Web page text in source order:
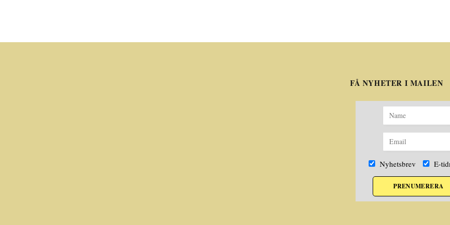
FÅ NYHETER I MAILEN
Nyhetsbrev E-
PRENUMERERA